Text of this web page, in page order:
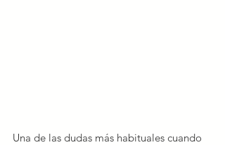
Una de las dudas más habituales cuando